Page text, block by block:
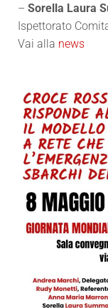
– Sorella Laura
Ispettorato
Vai alla news